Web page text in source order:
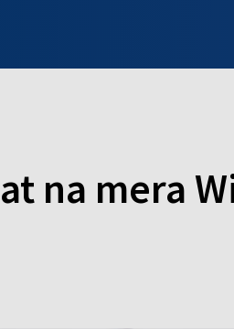
na mera